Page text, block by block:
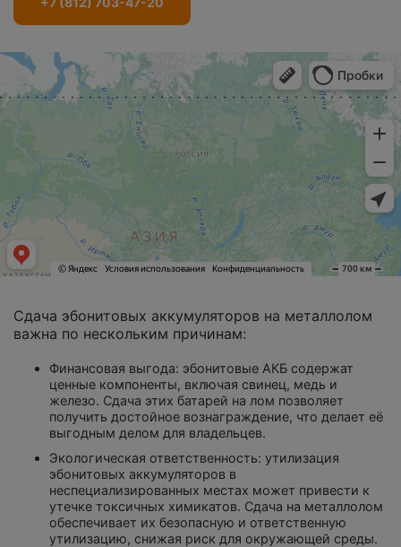
Сдача эбонитовых аккумуляторов на металлолом
важна по нескольким причинам:
Финансовая выгода: эбонитовые АКБ содержат
ценные компоненты, включая свинец, медь и
железо. Сдача этих батарей на лом позволяет
получить достойное вознаграждение, что делает её
выгодным делом для владельцев.
Экологическая ответственность: утилизация
эбонитовых аккумуляторов в
неспециализированных местах может привести к
утечке токсичных химикатов. Сдача на металлолом
обеспечивает их безопасную и ответственную
утилизацию, снижая риск для окружающей среды.